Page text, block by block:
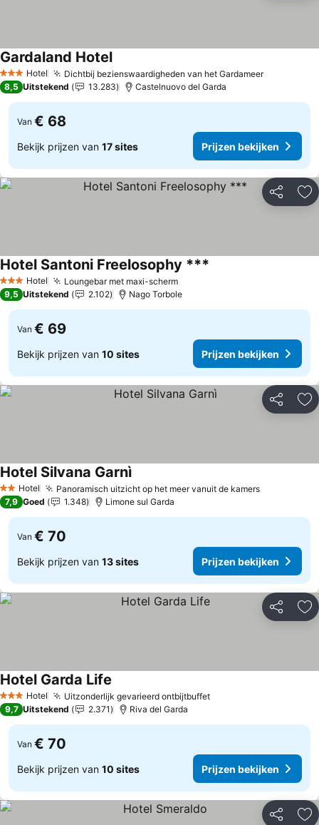
3 SterrenHotel Dichtbij bezienswaardigheden van het Gardameer
Gardaland Hotel
8,5 Uitstekend 13.283 Castelnuovo del Garda
Van € 68
Bekijk prijzen van 17 sites Prijzen bekijken
Delen
3 SterrenHotel Loungebar met maxi-scherm
Hotel Santoni Freelosophy ***
9,5 Uitstekend 2.102 Nago Torbole
Van € 69
Bekijk prijzen van 10 sites Prijzen bekijken
Delen
2 Sterren
Hotel Panoramisch uitzicht op het meer vanuit de kamers
Hotel Silvana Garnì
7,9 Goed 1.348 Limone sul Garda
Van € 70
Bekijk prijzen van 13 sites Prijzen bekijken
Delen
3 SterrenHotel Uitzonderlijk gevarieerd ontbijtbuffet
Hotel Garda Life
9,7 Uitstekend 2.371 Riva del Garda
Van € 70
Bekijk prijzen van 10 sites Prijzen bekijken
Delen